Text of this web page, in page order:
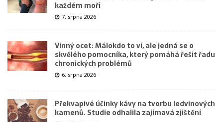
každém moři
7. srpna 2026
Vinný ocet: Málokdo to ví, ale jedná se o
skvělého pomocníka, který pomáhá řešit řadu
chronických problémů
6. srpna 2026
Překvapivé účinky kávy na tvorbu ledvinových
kamenů. Studie odhalila zajímavá zjištění